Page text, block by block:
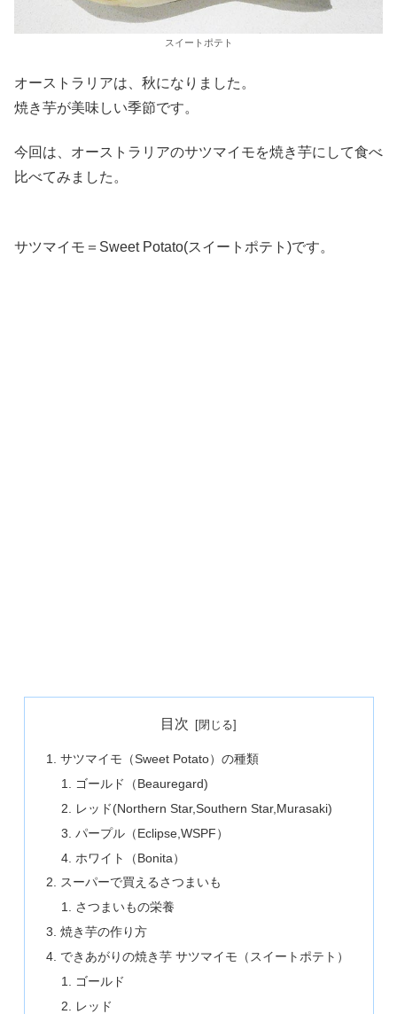
スイートポテト
オーストラリアは、秋になりました。
焼き芋が美味しい季節です。
今回は、オーストラリアのサツマイモを焼き芋にして食べ
比べてみました。
サツマイモ＝Sweet Potato(スイートポテト)です。
目次
サツマイモ（Sweet Potato）の種類
ゴールド（Beauregard)
レッド(Northern Star,Southern Star,Murasaki)
パープル（Eclipse,WSPF）
ホワイト（Bonita）
スーパーで買えるさつまいも
さつまいもの栄養
焼き芋の作り方
できあがりの焼き芋 サツマイモ（スイートポテト）
ゴールド
レッド